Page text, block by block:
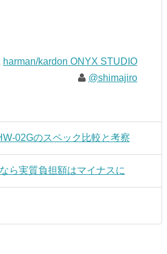
harman/kardon ONYX STUDIO
@shimajiro
02Gのスペック比較と考察
ら実質負担額はマイナスに